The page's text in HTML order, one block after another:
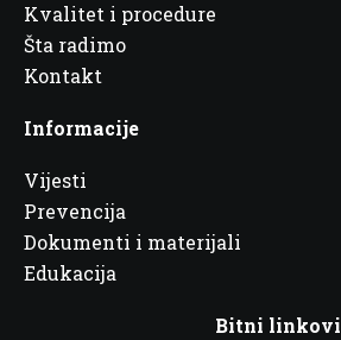
Kvalitet i procedure
Šta radimo
Kontakt
Informacije
Vijesti
Prevencija
Dokumenti i materijali
Edukacija
Bitni linkovi